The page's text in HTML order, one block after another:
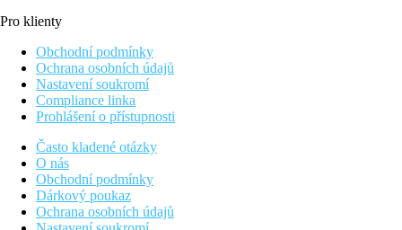
Pro klienty
Obchodní podmínky
Ochrana osobních údajů
Nastavení soukromí
Compliance linka
Prohlášení o přístupnosti
Často kladené otázky
O nás
Obchodní podmínky
Dárkový poukaz
Ochrana osobních údajů